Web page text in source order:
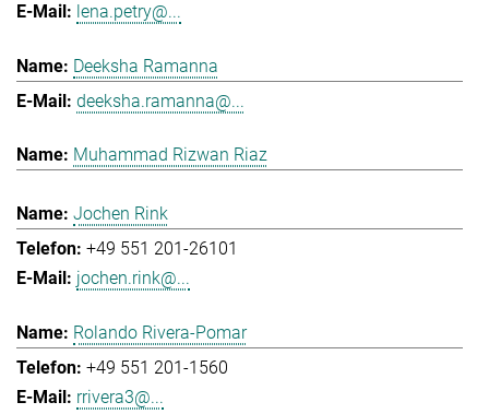
lena.petry@...
Deeksha Ramanna
deeksha.ramanna@...
Muhammad Rizwan Riaz
Jochen Rink
+49 551 201-26101
jochen.rink@...
Rolando Rivera-Pomar
+49 551 201-1560
rrivera3@...